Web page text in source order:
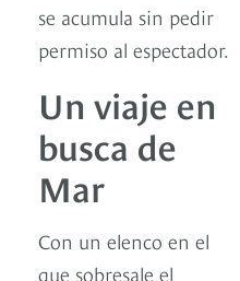
se acumula sin pedir
permiso al espectador.
Un viaje en
busca de
Mar
Con un elenco en el
que sobresale el